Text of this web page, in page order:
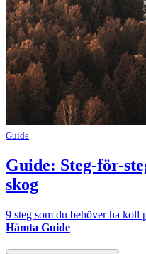
Guide
Guide: Steg-för-
skog
9 steg som du behöver ha koll
Hämta Guide